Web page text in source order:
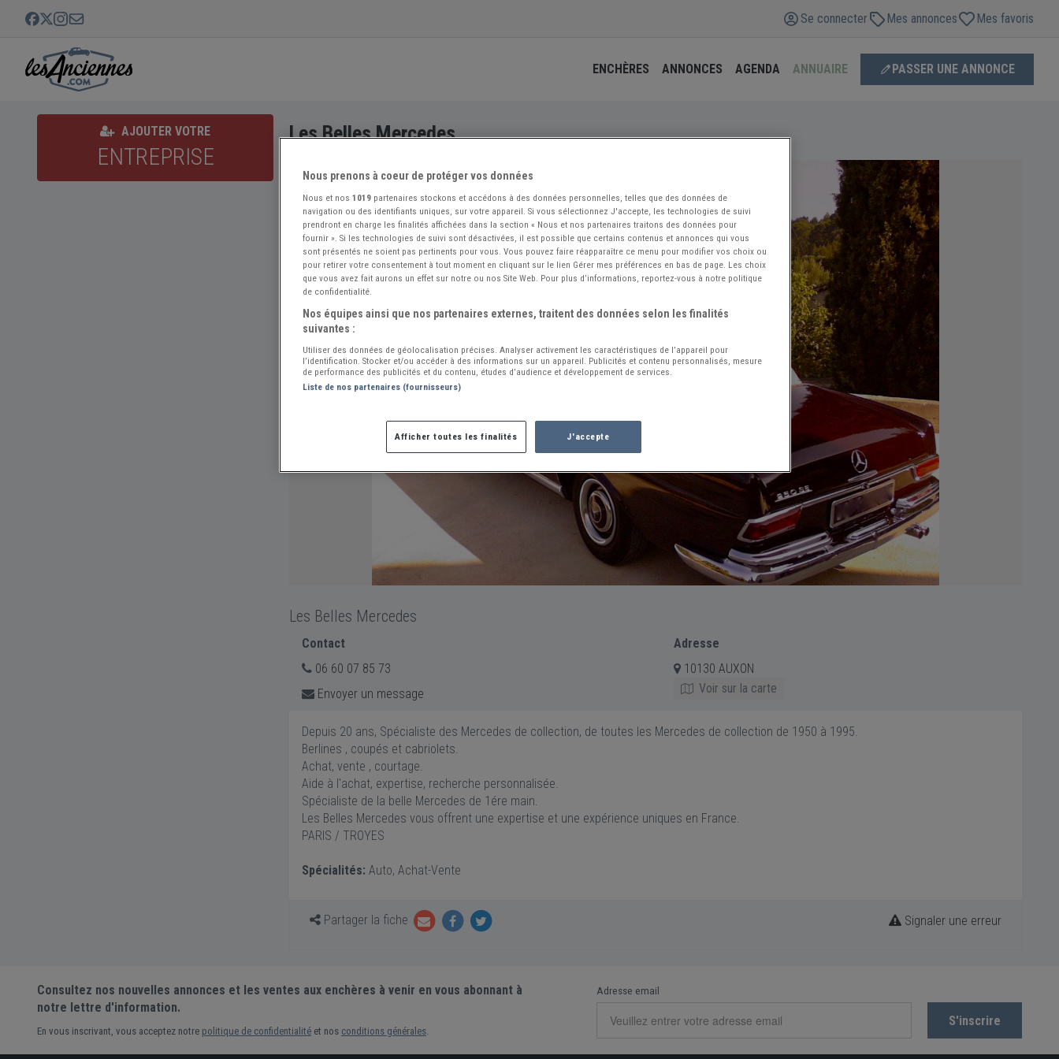
Se connecter Mes annonces Mes favoris
ENCHÈRES ANNONCES AGENDA ANNUAIRE PASSER UNE ANNONCE
AJOUTER VOTRE
ENTREPRISE
Les Belles Mercedes
Les Belles Mercedes
Contact
06 60 07 85 73
Envoyer un message
Adresse
10130 AUXON
Voir sur la carte
Depuis 20 ans, Spécialiste des Mercedes de collection, de toutes les Mercedes de collection de 1950 à 1995.
Berlines , coupés et cabriolets.
Achat, vente , courtage.
Aide à l'achat, expertise, recherche personnalisée.
Spécialiste de la belle Mercedes de 1ére main.
Les Belles Mercedes vous offrent une expertise et une expérience uniques en France.
PARIS / TROYES
Spécialités: Auto, Achat-Vente
Partager la fiche Signaler une erreur
Consultez nos nouvelles annonces et les ventes aux enchères à venir en vous abonnant à
notre lettre d'information.
En vous inscrivant, vous acceptez notre politique de confidentialité et nos conditions générales.
Adresse email
Nous prenons à coeur de protéger vos données
Nous et nos 1019 partenaires stockons et accédons à des données personnelles, telles que des données de
navigation ou des identifiants uniques, sur votre appareil. Si vous sélectionnez J'accepte, les technologies de suivi
prendront en charge les finalités affichées dans la section « Nous et nos partenaires traitons des données pour
fournir ». Si les technologies de suivi sont désactivées, il est possible que certains contenus et annonces qui vous
sont présentés ne soient pas pertinents pour vous. Vous pouvez faire réapparaître ce menu pour modifier vos choix ou
pour retirer votre consentement à tout moment en cliquant sur le lien Gérer mes préférences en bas de page. Les choix
que vous avez fait aurons un effet sur notre ou nos Site Web. Pour plus d’informations, reportez-vous à notre politique
de confidentialité.
Nos équipes ainsi que nos partenaires externes, traitent des données selon les finalités
suivantes :
Utiliser des données de géolocalisation précises. Analyser activement les caractéristiques de l’appareil pour
l’identification. Stocker et/ou accéder à des informations sur un appareil. Publicités et contenu personnalisés, mesure
de performance des publicités et du contenu, études d’audience et développement de services.
Liste de nos partenaires (fournisseurs)
Afficher toutes les finalités J'accepte